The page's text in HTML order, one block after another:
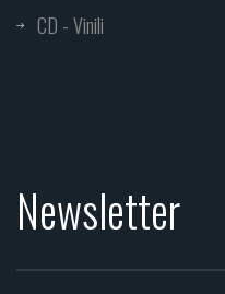
CD - Vinili
Newsletter